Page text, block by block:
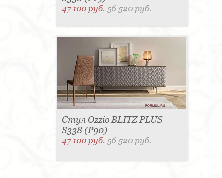
47 100 руб.56 520 руб.
Стул Ozzio BLITZ PLUS
S338 (P90)
47 100 руб.56 520 руб.